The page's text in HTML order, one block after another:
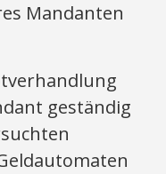
Mandanten
geständig